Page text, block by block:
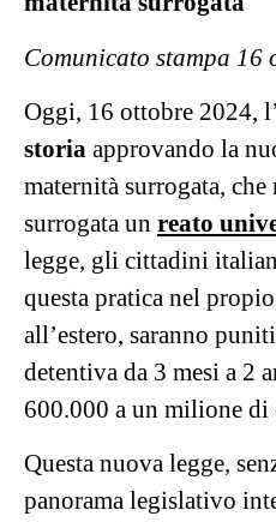
Comunicato stampa 16
Oggi, 16 ottobre 2024,
storia approvando la
maternità surrogata,
surrogata un reato
legge, gli cittadini
questa pratica nel propio
all’estero, saranno
detentiva da 3 mesi a 2
600.000 a un milione di
Questa nuova legge,
panorama legislativo